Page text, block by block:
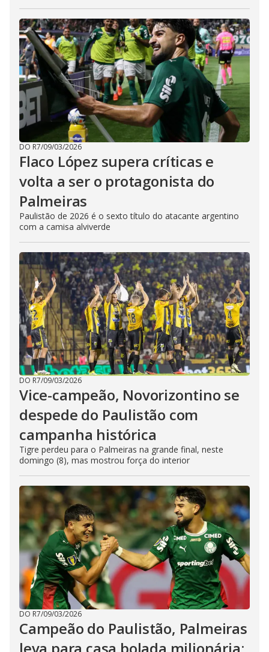
DO R7/09/03/2026
Flaco López supera críticas e
volta a ser o protagonista do
Palmeiras
Paulistão de 2026 é o sexto título do atacante argentino
com a camisa alviverde
DO R7/09/03/2026
Vice-campeão, Novorizontino se
despede do Paulistão com
campanha histórica
Tigre perdeu para o Palmeiras na grande final, neste
domingo (8), mas mostrou força do interior
DO R7/09/03/2026
Campeão do Paulistão, Palmeiras